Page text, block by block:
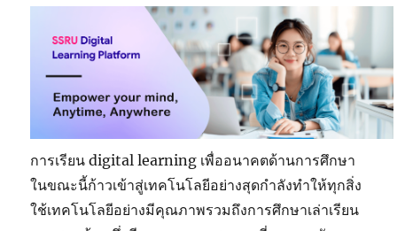
การเรียน digital learning เพื่ออนาคตด้านการศึกษา
ในขณะนี้ก้าวเข้าสู่เทคโนโลยีอย่างสุดกำลังทำให้ทุกสิ่ง
ใช้เทคโนโลยีอย่างมีคุณภาพรวมถึงการศึกษาเล่าเรียน